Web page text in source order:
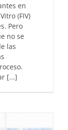
en
(FIV)
Pero
no se
las
[...]